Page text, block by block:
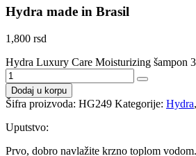
Hydra made in Brasil
1,800 rsd
Hydra Luxury Care Moisturizing šampon
Dodaj u korpu
Šifra proizvoda: HG249 Kategorije: Hydra,
Uputstvo:
Prvo, dobro navlažite krzno toplom